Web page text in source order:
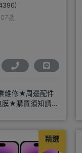
號
維修★周邊配件
★購買須知請詳
精選